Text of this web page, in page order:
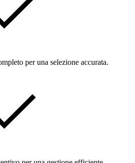
per una selezione accurata.